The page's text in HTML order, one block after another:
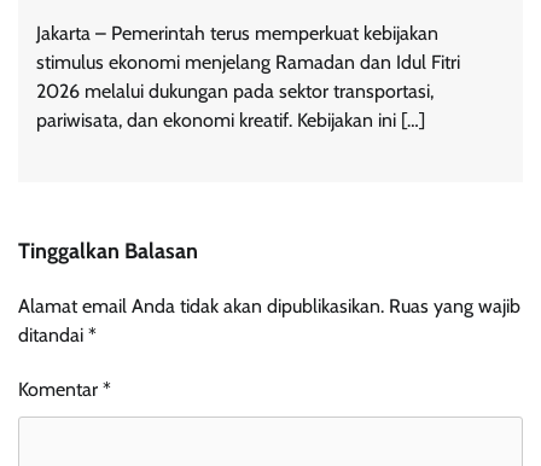
Jakarta – Pemerintah terus memperkuat kebijakan
stimulus ekonomi menjelang Ramadan dan Idul Fitri
2026 melalui dukungan pada sektor transportasi,
pariwisata, dan ekonomi kreatif. Kebijakan ini […]
Tinggalkan Balasan
Alamat email Anda tidak akan dipublikasikan. Ruas yang wajib
ditandai *
Komentar *